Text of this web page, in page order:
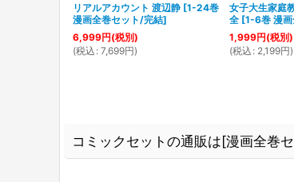
リアルアカウント 渡辺静 [1-24巻
漫画全巻セット/完結]
6,999円(税別)
(税込 : 7,699円)
女子大生家庭
全 [1-6巻 漫
1,999円(税別)
(税込 : 2,199円)
コミックセットの通販は[漫画全巻